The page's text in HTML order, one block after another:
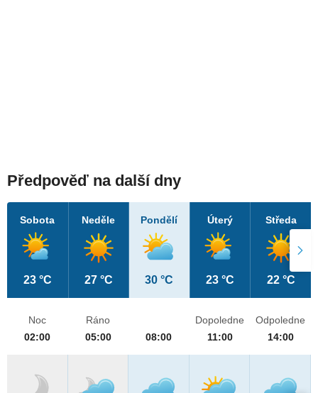
Předpověď na další dny
Sobota
23 °C
Neděle
27 °C
Pondělí
30 °C
Úterý
23 °C
Středa
22 °C
Noc
02:00
Ráno
05:00
08:00
Dopoledne
11:00
Odpoledne
14:00